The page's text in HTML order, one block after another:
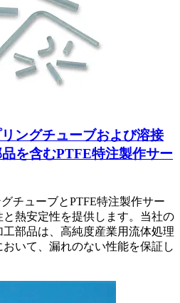
ングチューブおよび溶接
を含むPTFE特注製作サー
チューブとPTFE特注製作サー
熱安定性を提供します。当社の
部品は、高純度産業用流体処理
いて、漏れのない性能を保証し